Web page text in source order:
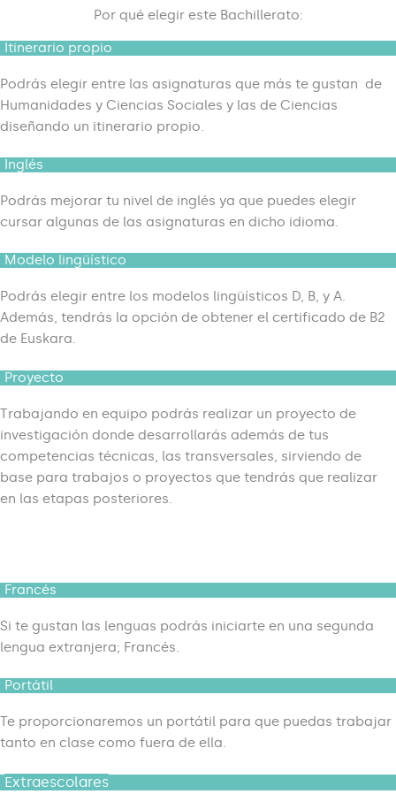
Por qué elegir este Bachillerato:
Itinerario propio
Podrás elegir entre las asignaturas que más te gustan de
Humanidades y Ciencias Sociales y las de Ciencias
diseñando un itinerario propio.
Inglés
Podrás mejorar tu nivel de inglés ya que puedes elegir
cursar algunas de las asignaturas en dicho idioma.
Modelo lingüístico
Podrás elegir entre los modelos lingüísticos D, B, y A.
Además, tendrás la opción de obtener el certificado de B2
de Euskara.
Proyecto
Trabajando en equipo podrás realizar un proyecto de
investigación donde desarrollarás además de tus
competencias técnicas, las transversales, sirviendo de
base para trabajos o proyectos que tendrás que realizar
en las etapas posteriores.
Francés
Si te gustan las lenguas podrás iniciarte en una segunda
lengua extranjera; Francés.
Portátil
Te proporcionaremos un portátil para que puedas trabajar
tanto en clase como fuera de ella.
Extraescolares